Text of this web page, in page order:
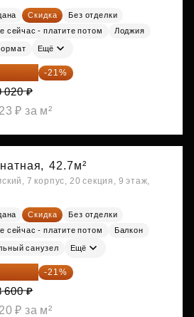
Скидка
Без отделки
сейчас - платите потом
Лоджия
Ещё
226 ₽ -21%
020 ₽
₽ за м²
42.7м²
7 корпус, 20 секция, 9 этаж,
Скидка
Без отделки
сейчас - платите потом
Балкон
санузел Ещё
094 ₽ -21%
600 ₽
₽ за м²